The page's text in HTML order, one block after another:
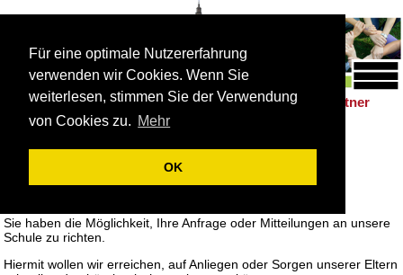
Für eine optimale Nutzererfahrung
verwenden wir Cookies. Wenn Sie
weiterlesen, stimmen Sie der Verwendung
von Cookies zu. Mehr
OK
Schulleben |Förderung | Berufsorientierung Partner
Sie haben die Möglichkeit, Ihre Anfrage oder Mitteilungen an unsere
Schule zu richten.
Hiermit wollen wir erreichen, auf Anliegen oder Sorgen unserer Eltern